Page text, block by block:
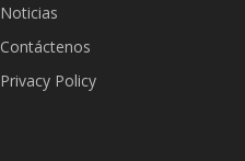
Noticias
Contáctenos
Privacy Policy